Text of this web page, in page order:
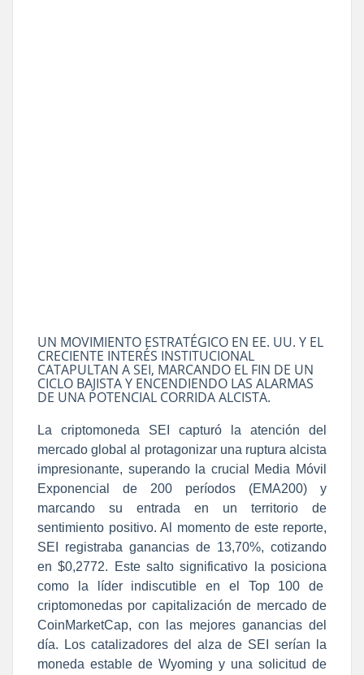
UN MOVIMIENTO ESTRATÉGICO EN EE. UU. Y EL
CRECIENTE INTERÉS INSTITUCIONAL
CATAPULTAN A SEI, MARCANDO EL FIN DE UN
CICLO BAJISTA Y ENCENDIENDO LAS ALARMAS
DE UNA POTENCIAL CORRIDA ALCISTA.
La criptomoneda SEI capturó la atención del
mercado global al protagonizar una ruptura alcista
impresionante, superando la crucial Media Móvil
Exponencial de 200 períodos (EMA200) y
marcando su entrada en un territorio de
sentimiento positivo. Al momento de este reporte,
SEI registraba ganancias de 13,70%, cotizando
en $0,2772. Este salto significativo la posiciona
como la líder indiscutible en el Top 100 de
criptomonedas por capitalización de mercado de
CoinMarketCap, con las mejores ganancias del
día. Los catalizadores del alza de SEI serían la
moneda estable de Wyoming y una solicitud de